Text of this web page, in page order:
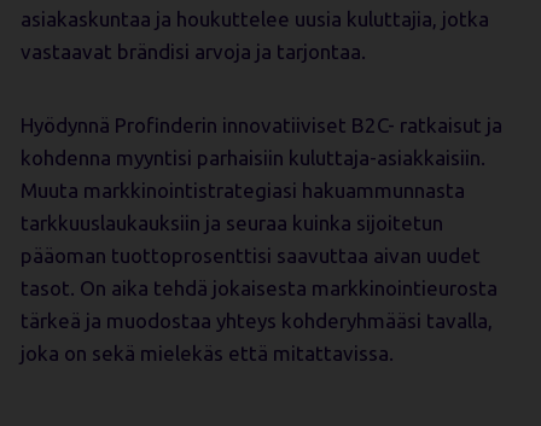
asiakaskuntaa ja houkuttelee uusia kuluttajia, jotka
vastaavat brändisi arvoja ja tarjontaa.
Hyödynnä Profinderin innovatiiviset B2C- ratkaisut ja
kohdenna myyntisi parhaisiin kuluttaja-asiakkaisiin.
Muuta markkinointistrategiasi hakuammunnasta
tarkkuuslaukauksiin ja seuraa kuinka sijoitetun
pääoman tuottoprosenttisi saavuttaa aivan uudet
tasot. On aika tehdä jokaisesta markkinointieurosta
tärkeä ja muodostaa yhteys kohderyhmääsi tavalla,
joka on sekä mielekäs että mitattavissa.